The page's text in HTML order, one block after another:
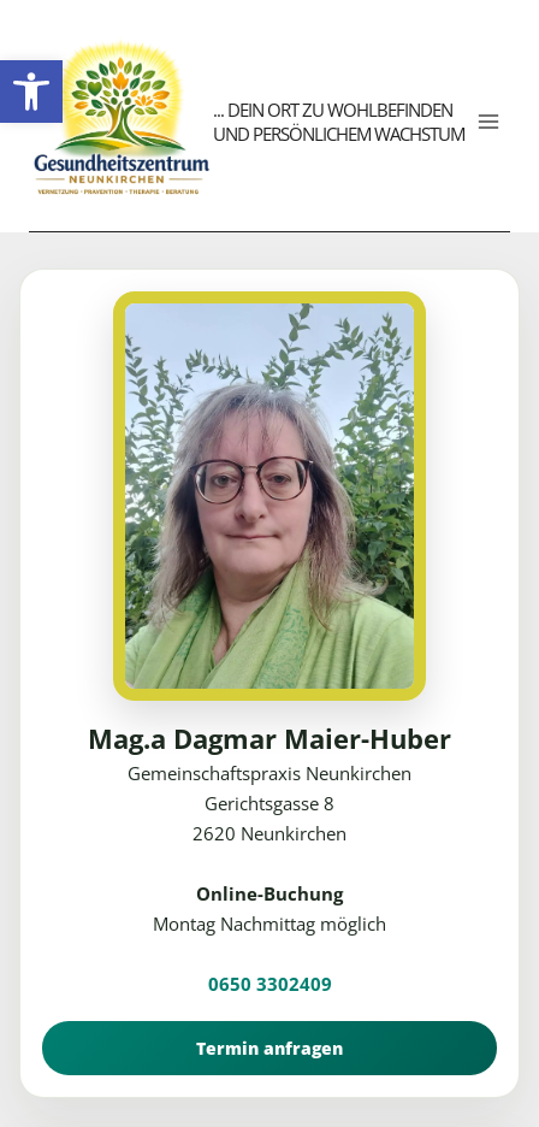
Werkzeugleiste öffnen
... DEIN ORT ZU WOHLBEFINDEN
UND PERSÖNLICHEM WACHSTUM
Mag.a Dagmar Maier-Huber
Gemeinschaftspraxis Neunkirchen
Gerichtsgasse 8
2620 Neunkirchen
Online-Buchung
Montag Nachmittag möglich
0650 3302409
Termin anfragen